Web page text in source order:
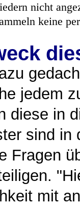
nicht
keine
jedem
diese in
sind in
Fragen
mit